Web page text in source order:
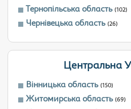
Тернопільська область (102)
Чернівецька область (26)
Центральна
Вінницька область (150)
Житомирська область (69)